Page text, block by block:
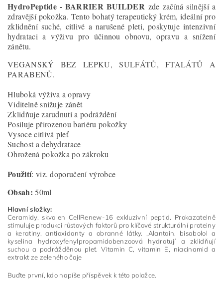
HydroPeptide - BARRIER BUILDER zde začíná silnější a
zdravější pokožka. Tento bohatý terapeutický krém, ideální pro
zklidnění suché, citlivé a narušené pleti, poskytuje intenzivní
hydrataci a výživu pro účinnou obnovu, opravu a snížení
zánětu.
VEGANSKÝ BEZ LEPKU, SULFÁTŮ, FTALÁTŮ A
PARABENŮ.
Hluboká výživa a opravy
Viditelně snižuje zánět
Zklidňuje zarudnutí a podráždění
Posiluje přirozenou bariéru pokožky
Vysoce citlivá pleť
Suchost a dehydratace
Ohrožená pokožka po zákroku
Použití: viz. doporučení výrobce
Obsah: 50ml
Hlavní složky:
Ceramidy, skvalen CellRenew-16 exkluzivní peptid. Prokazatelně
stimuluje produkci růstových faktorů pro klíčové strukturální proteiny
a keratiny, antioxidanty a obranné látky. ,Alantoin, bisabolol a
kyselina hydroxyfenylpropamidobenzoová hydratují a zklidňují
suchou a podrážděnou pleť. Vitamin C, vitamin E, niacinamid a
extrakt ze zeleného čaje
Buďte první, kdo napíše příspěvek k této položce.